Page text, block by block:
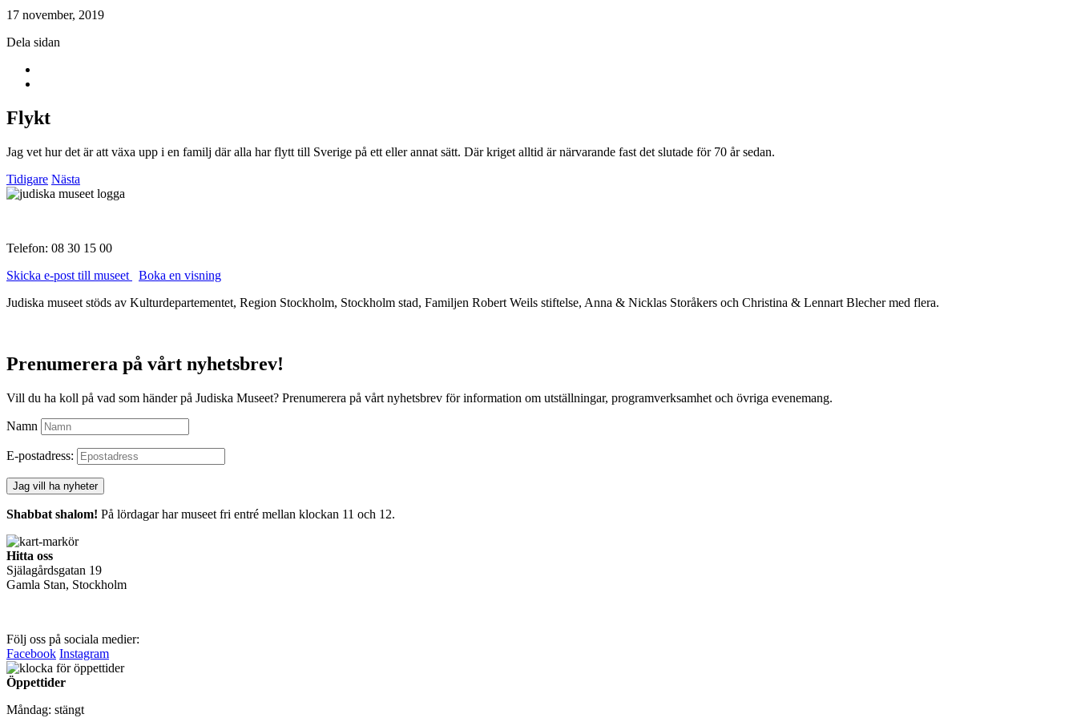
17 november, 2019
Dela sidan
Flykt
Jag vet hur det är att växa upp i en familj där alla har flytt till Sverige på ett eller annat sätt. Där kriget alltid är närvarande fast det slutade för 70 år sedan.
Tidigare Nästa
Telefon: 08 30 15 00
Skicka e-post till museet
Boka en visning
Judiska museet stöds av Kulturdepartementet, Region Stockholm, Stockholm stad, Familjen Robert Weils stiftelse, Anna & Nicklas Storåkers och Christina & Lennart Blecher med flera.
Prenumerera på vårt nyhetsbrev!
Vill du ha koll på vad som händer på Judiska Museet? Prenumerera på vårt nyhetsbrev för information om utställningar, programverksamhet och övriga evenemang.
Namn
E-postadress:
Shabbat shalom! På lördagar har museet fri entré mellan klockan 11 och 12.
Hitta oss
Själagårdsgatan 19
Gamla Stan, Stockholm
Följ oss på sociala medier:
Facebook Instagram
Öppettider
Måndag: stängt